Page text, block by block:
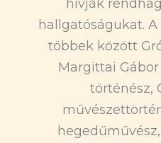
hívják
hallgatóságukat.
többek között
Margittai
történész,